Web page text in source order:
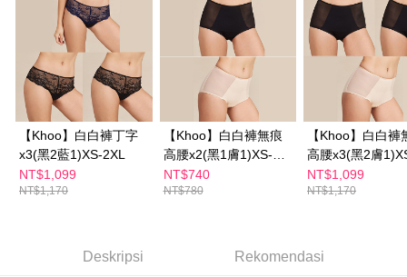
Tempoh pembayaran dikira dari masa kedai meminta pembayaran anda,
ditambah dengan bilangan hari yang boleh dilanjutkan oleh AFTEE. Anda
boleh melanjutkan tempoh pembayaran anda sebelum anda menerima
pesanan. Walau bagaimanapun, tiada jaminan bahawa anda boleh
menerima pesanan anda semasa tempoh pembayaran (cth.: produk
prapesanan atau produk yang mungkin mengambil masa yang lebih
lama untuk dihantar). Oleh itu, anda dikehendaki membuat pembayaran
kepada AFTEE dalam tempoh sama ada anda menerima pesanan.
Kedua, Sekatan Pembayaran
1. Jumlah yang diperakui untuk pengguna kali pertama boleh sehingga
3. Pada masa ini hanya tersedia untuk ahli Taiwan.
NT$600 atau lebih
付款後萊爾富取貨
NT$100/pesanan | Penghantaran percuma untuk pesanan
NT$600 atau lebih
7-11付款取貨
NT$100/pesanan | Penghantaran percuma untuk pesanan
NT$600 atau lebih
NT$600 atau lebih
【Khoo】白白褲丁字
x3(黑2藍1)XS-2XL
NT$1,099
NT$1,170
【Khoo】白白褲無痕
高腰x2(黑1膚1)XS-
2XL
NT$740
NT$780
【Khoo】白白褲
高腰x3(黑2膚
2XL
NT$1,099
NT$1,170
Deskripsi Rekomendasi